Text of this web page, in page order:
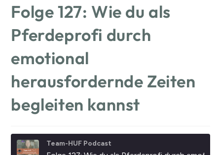
Folge 127: Wie du als
Pferdeprofi durch
emotional
herausfordernde Zeiten
begleiten kannst
Team-HUF Podcast